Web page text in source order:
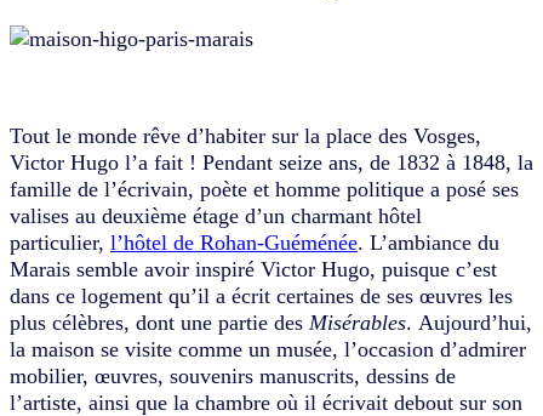
Tout le monde rêve d’habiter sur la place des Vosges,
Victor Hugo l’a fait ! Pendant seize ans, de 1832 à 1848, la
famille de l’écrivain, poète et homme politique a posé ses
valises au deuxième étage d’un charmant hôtel
particulier, l’hôtel de Rohan-Guéménée. L’ambiance du
Marais semble avoir inspiré Victor Hugo, puisque c’est
dans ce logement qu’il a écrit certaines de ses œuvres les
plus célèbres, dont une partie des Misérables. Aujourd’hui,
la maison se visite comme un musée, l’occasion d’admirer
mobilier, œuvres, souvenirs manuscrits, dessins de
l’artiste, ainsi que la chambre où il écrivait debout sur son